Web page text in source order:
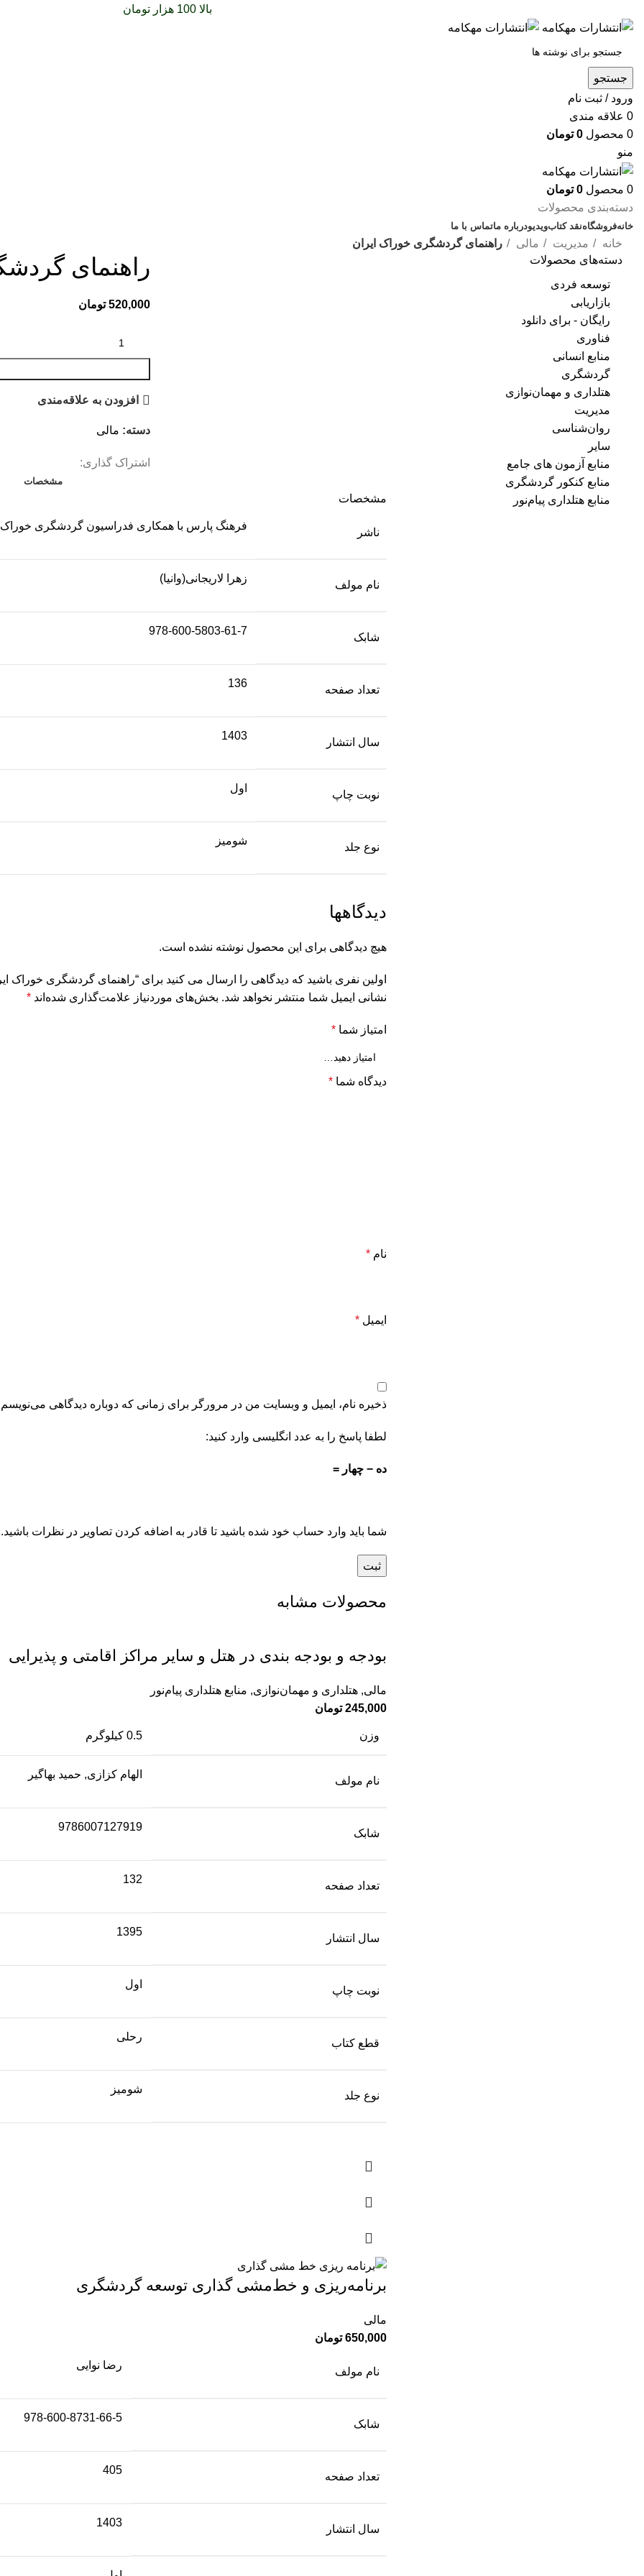
بالا 100 هزار تومان
جستجو
ورود / ثبت نام
0 علاقه مندی
0 محصول 0 تومان
منو
0 محصول 0 تومان
دسته‌بندی محصولات
خانهفروشگاهنقد کتابویدیودرباره‌ ماتماس با ما
خانه مدیریت مالی راهنمای گردشگری خوراک ایران
راهنمای
520,000 تومان
افزودن به علاقه‌مندی
دسته: مالی
اشتراک گذاری:
مشخصات
مشخصات
ناشر
فرهنگ پارس با همکاری فدراسیون گردشگری خوراک
نام مولف
زهرا لاریجانی(وانیا)
شابک
978-600-5803-61-7
تعداد صفحه
136
سال انتشار
1403
نوبت چاپ
اول
نوع جلد
شومیز
دیدگاهها
هیچ دیدگاهی برای این محصول نوشته نشده است.
اولین نفری باشید که دیدگاهی را ارسال می کنید برای “راهنمای گردشگری خوراک
نشانی ایمیل شما منتشر نخواهد شد. بخش‌های موردنیاز علامت‌گذاری شده‌اند*
امتیاز شما*
دیدگاه شما*
نام*
ایمیل*
ذخیره نام، ایمیل و وبسایت من در مرورگر برای زمانی که دوباره دیدگاهی
لطفا پاسخ را به عدد انگلیسی وارد کنید:
ده − چهار =
شما باید وارد حساب خود شده باشید تا قادر به اضافه کردن تصاویر در نظرات باشید.
محصولات مشابه
بودجه و بودجه بندی در هتل و سایر مراکز اقامتی و پذیرایی
مالی,هتلداری و مهمان‌نوازی, منابع هتلداری پیام‌نور
245,000 تومان
وزن 0.5 کیلوگرم
نام مولف
الهام کزازی, حمید بهاگیر
شابک
9786007127919
تعداد صفحه
132
سال انتشار
1395
نوبت چاپ
اول
قطع کتاب
رحلی
نوع جلد
شومیز
برنامه‌ریزی و خط‌مشی گذاری توسعه گردشگری
مالی
650,000 تومان
نام مولف
رضا نوایی
شابک
978-600-8731-66-5
تعداد صفحه
405
سال انتشار
1403
دسته‌های محصولات
توسعه فردی
بازاریابی
رایگان - برای دانلود
فناوری
منابع انسانی
گردشگری
هتلداری و مهمان‌نوازی
مدیریت
روان‌شناسی
سایر
منابع آزمون های جامع
منابع کنکور گردشگری
منابع هتلداری پیام‌نور